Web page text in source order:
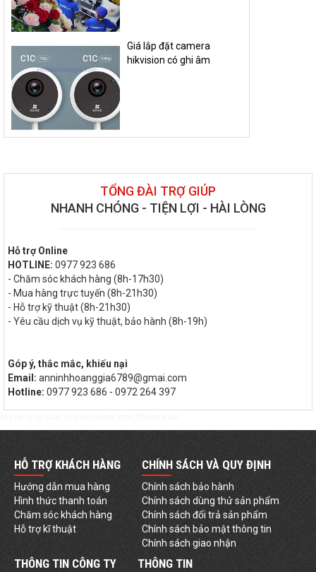
Giá lắp đặt camera
hikvision có ghi âm
TỔNG ĐÀI TRỢ GIÚP
NHANH CHÓNG - TIỆN LỢI - HÀI LÒNG
Hỗ trợ Online
HOTLINE: 0977 923 686
- Chăm sóc khách hàng (8h-17h30)
- Mua hàng trực tuyến (8h-21h30)
- Hỗ trợ kỹ thuật (8h-21h30)
- Yêu cầu dịch vụ kỹ thuật, bảo hành (8h-19h)
Góp ý, thắc mắc, khiếu nại
Email: anninhhoanggia6789@gmai.com
Hotline: 0977 923 686 - 0972 264 397
HỖ TRỢ KHÁCH HÀNG
Hướng dẫn mua hàng
Hình thức thanh toán
Chăm sóc khách hàng
Hỗ trợ kĩ thuật
CHÍNH SÁCH VÀ QUY ĐỊNH
Chính sách bảo hành
Chính sách dùng thử sản phẩm
Chính sách đổi trả sản phẩm
Chính sách bảo mật thông tin
Chính sách giao nhận
THÔNG TIN CÔNG TY THÔNG TIN